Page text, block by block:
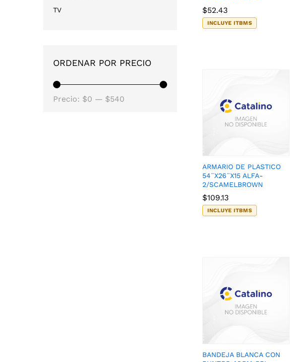
$52.43
INCLUYE ITBMS
$52.43
ARMARIO DE PLASTICO
54¨X26¨X15 ALFA-
2/SCAMELBROWN
$109.13
INCLUYE ITBMS
$109.13
BANDEJA BLANCA CON
TV
ORDENAR POR PRECIO
Precio: $0 — $540